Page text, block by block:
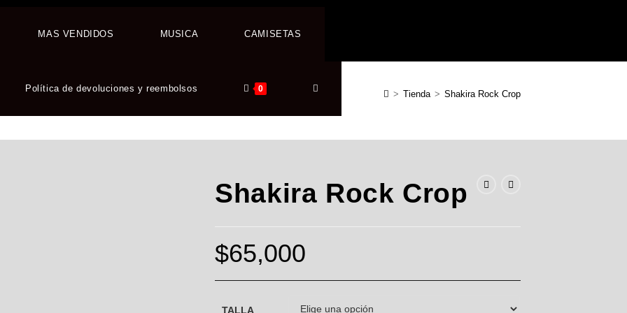
MAS VENDIDOS MUSICA CAMISETAS
Política de devoluciones y reembolsos 0 > Tienda > Shakira Rock Crop
Shakira Rock Crop
$65,000
TALLA